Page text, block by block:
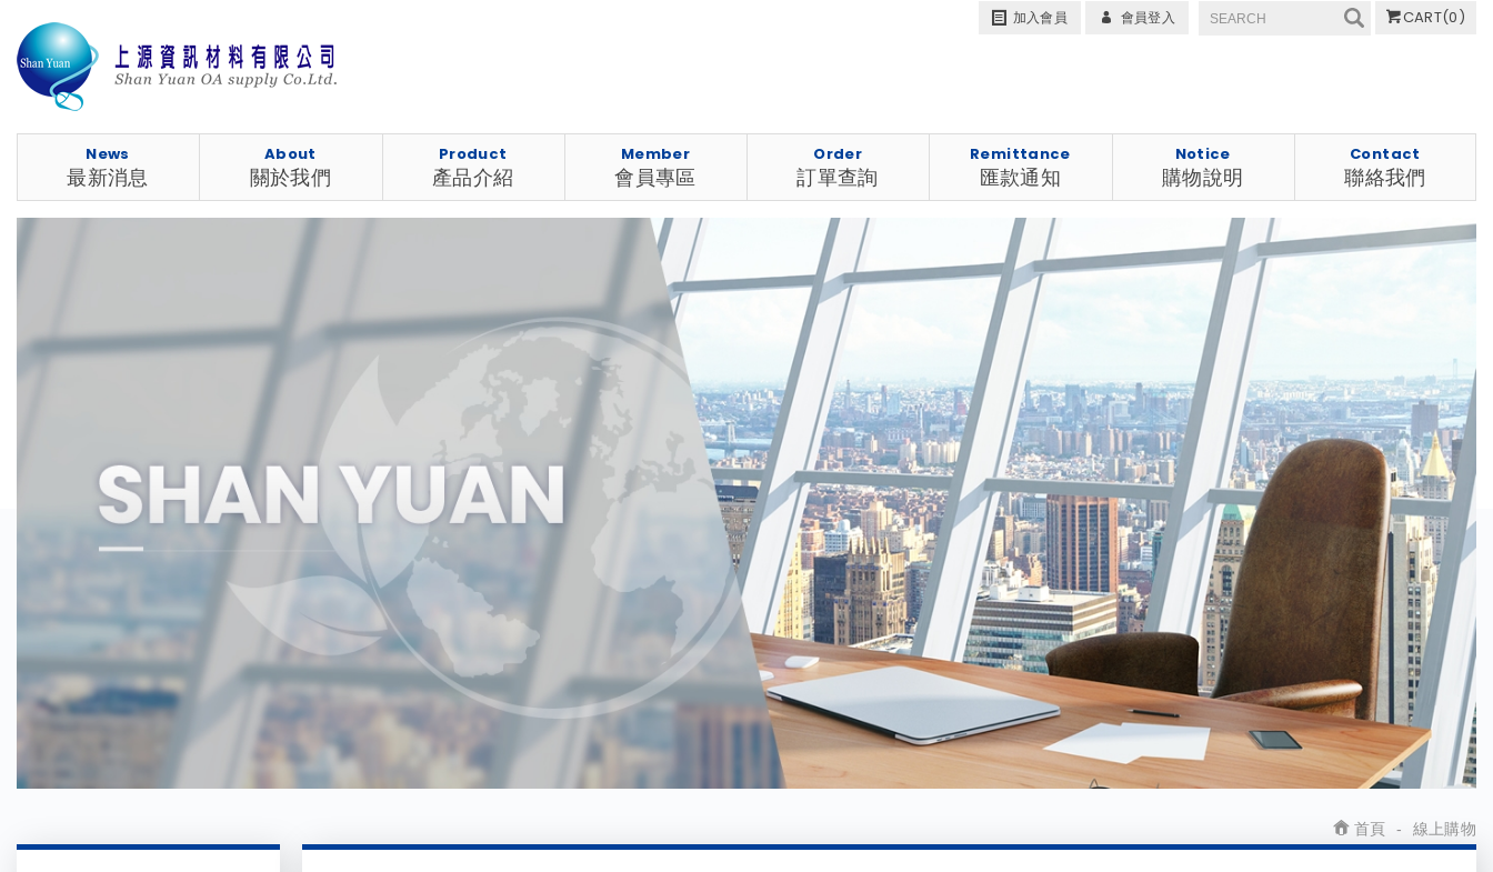
加入會員 會員登入 CART(0)
News
最新消息
About
關於我們
Product
產品介紹
Member
會員專區
Order
訂單查詢
Remittance
匯款通知
Notice
購物說明
Contact
聯絡我們
首頁 線上購物